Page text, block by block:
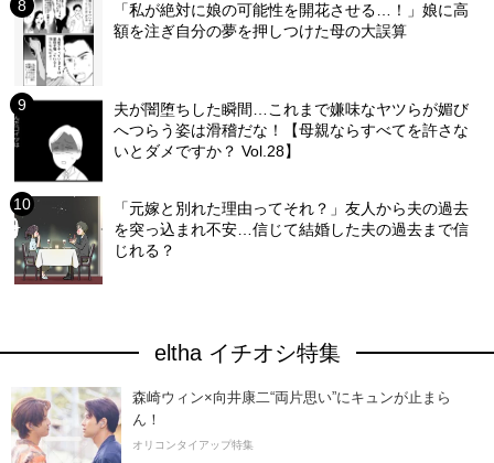
「私が絶対に娘の可能性を開花させる…！」娘に高
額を注ぎ自分の夢を押しつけた母の大誤算
夫が闇堕ちした瞬間…これまで嫌味なヤツらが媚び
へつらう姿は滑稽だな！【母親ならすべてを許さな
いとダメですか？ Vol.28】
「元嫁と別れた理由ってそれ？」友人から夫の過去
を突っ込まれ不安…信じて結婚した夫の過去まで信
じれる？
eltha イチオシ特集
森崎ウィン×向井康二“両片思い”にキュンが止まら
ん！
オリコンタイアップ特集